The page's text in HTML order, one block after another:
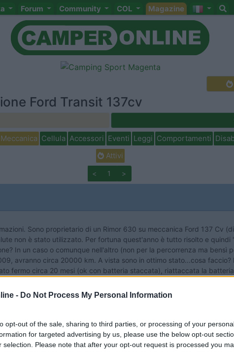
- Do Not Process My Personal Information
opt-out of the sale, sharing to third parties, or processing of your
for targeted advertising by us, please use the below opt-out
selection. Please note that after your opt-out request is processed you
Forum Community COL Magazine
Ford Transit 137cv
Meccanica Cellula Accessori Eventi Leggi Comportamenti
Attivi
< 1 >
Sono proprietario di un Rimor 630 su meccanica Ford 137 Cv
non è stato utilizzato. Per fortuna quest'anno è tutto risolto e
In un caso o comunque nell'altro (non per la percorrenza ma bensì
avranno circa 20000 km. A vista sono in ottimo stato...cosa
fermo circa 20 mesi (ok con batteria staccata), riattaccata la
ancora..[:)][:)]
manutenzione. Per le gomme dipende da tanti fattori.